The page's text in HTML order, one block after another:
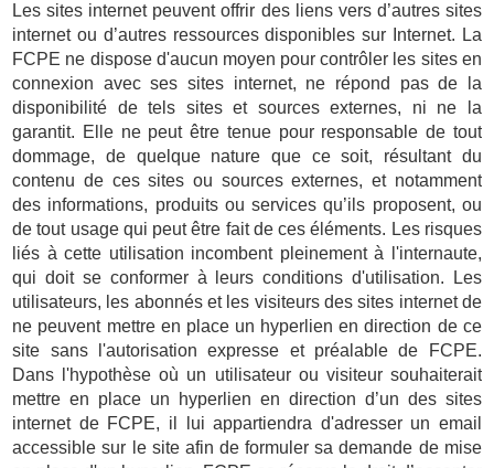
Les sites internet peuvent offrir des liens vers d’autres sites
internet ou d’autres ressources disponibles sur Internet. La
FCPE ne dispose d'aucun moyen pour contrôler les sites en
connexion avec ses sites internet, ne répond pas de la
disponibilité de tels sites et sources externes, ni ne la
garantit. Elle ne peut être tenue pour responsable de tout
dommage, de quelque nature que ce soit, résultant du
contenu de ces sites ou sources externes, et notamment
des informations, produits ou services qu’ils proposent, ou
de tout usage qui peut être fait de ces éléments. Les risques
liés à cette utilisation incombent pleinement à l'internaute,
qui doit se conformer à leurs conditions d'utilisation. Les
utilisateurs, les abonnés et les visiteurs des sites internet de
ne peuvent mettre en place un hyperlien en direction de ce
site sans l'autorisation expresse et préalable de FCPE.
Dans l'hypothèse où un utilisateur ou visiteur souhaiterait
mettre en place un hyperlien en direction d’un des sites
internet de FCPE, il lui appartiendra d'adresser un email
accessible sur le site afin de formuler sa demande de mise